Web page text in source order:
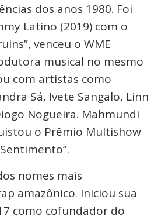
dos anos 1980. Foi
Latino (2019) com o
venceu o WME
musical no mesmo
com artistas como
Sá, Ivete Sangalo, Linn
Nogueira. Mahmundi
o Prêmio Multishow
nomes mais
amazônico. Iniciou sua
como cofundador do